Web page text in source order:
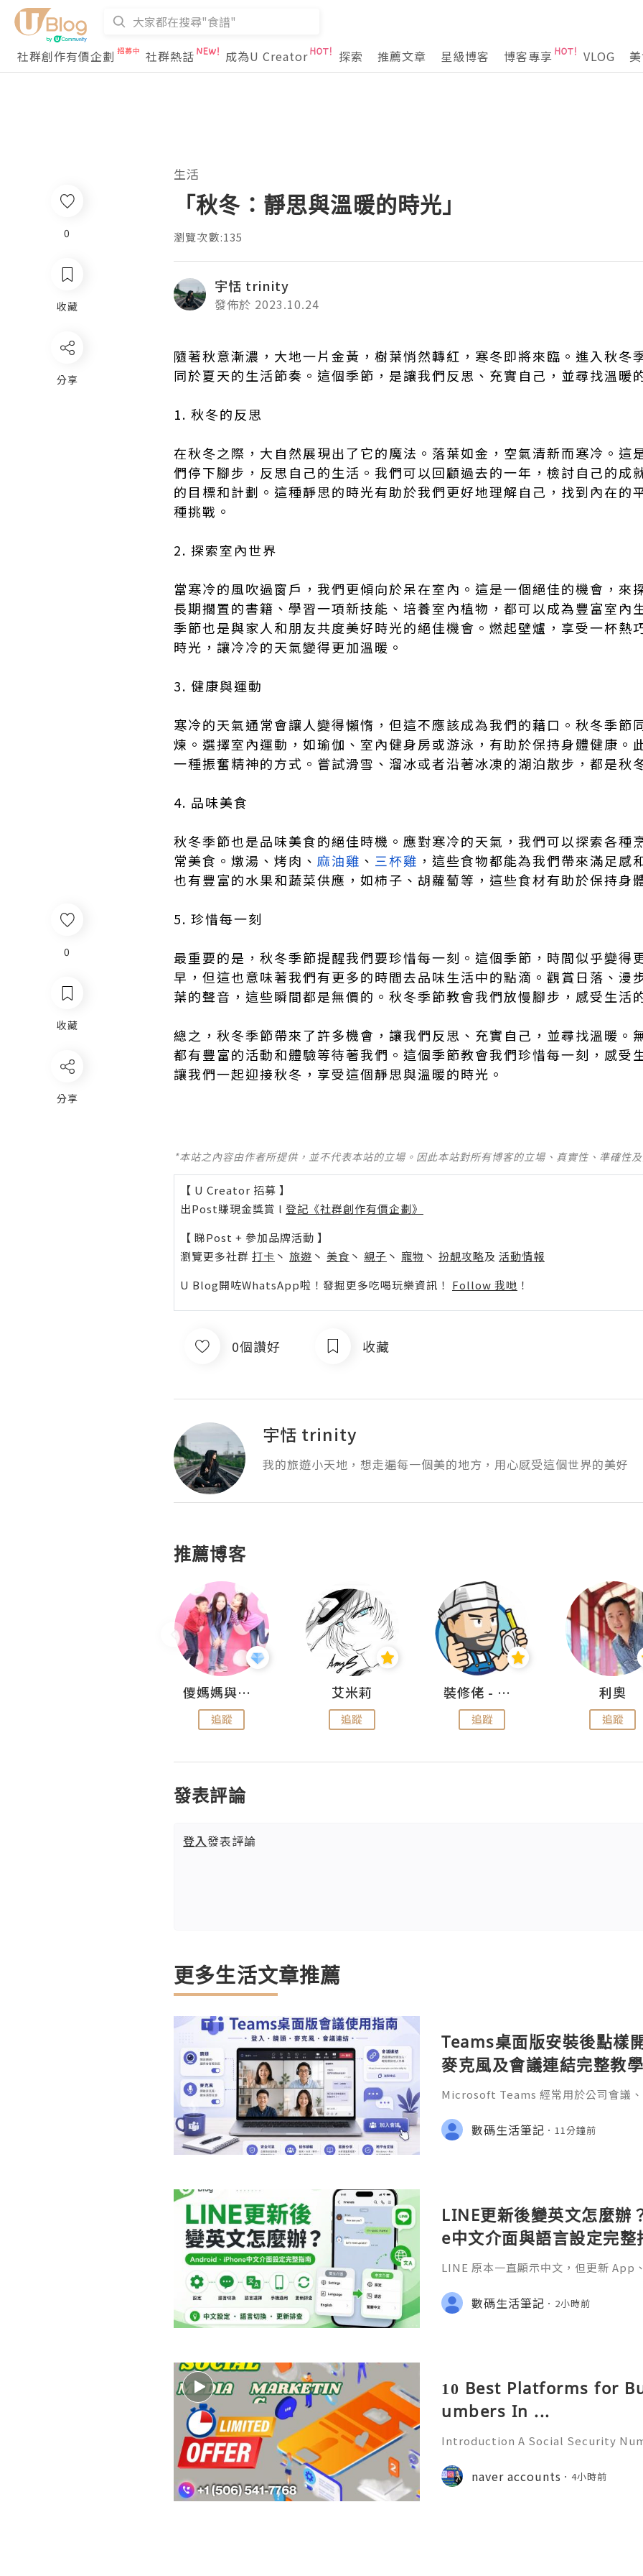
社群創作有價企劃 社群熱話 成為U Creator 探索 推薦文章 星級博客 博客專享 VLOG
0
收藏
分享
生活
「秋冬：靜思與溫暖的時光」
瀏覽次數:135
宇恬 trinity
發佈於 2023.10.24
隨著秋意漸濃，大地一片金黃，樹葉悄然轉紅，寒冬即將來臨。進入秋冬
同於夏天的生活節奏。這個季節，是讓我們反思、充實自己，並尋找溫暖
1. 秋冬的反思
在秋冬之際，大自然展現出了它的魔法。落葉如金，空氣清新而寒冷。這
們停下腳步，反思自己的生活。我們可以回顧過去的一年，檢討自己的成
的目標和計劃。這種靜思的時光有助於我們更好地理解自己，找到內在的
種挑戰。
2. 探索室內世界
當寒冷的風吹過窗戶，我們更傾向於呆在室內。這是一個絕佳的機會，來
長期擱置的書籍、學習一項新技能、培養室內植物，都可以成為豐富室內
季節也是與家人和朋友共度美好時光的絕佳機會。燃起壁爐，享受一杯熱
時光，讓冷冷的天氣變得更加溫暖。
3. 健康與運動
寒冷的天氣通常會讓人變得懶惰，但這不應該成為我們的藉口。秋冬季節
煉。選擇室內運動，如瑜伽、室內健身房或游泳，有助於保持身體健康。
一種振奮精神的方式。嘗試滑雪、溜冰或者沿著冰凍的湖泊散步，都是秋
4. 品味美食
秋冬季節也是品味美食的絕佳時機。應對寒冷的天氣，我們可以探索各種
常美食。燉湯、烤肉、 麻油雞 、 三杯雞 ，這些食物都能為我們帶來滿足感
也有豐富的水果和蔬菜供應，如柿子、胡蘿蔔等，這些食材有助於保持身
5. 珍惜每一刻
最重要的是，秋冬季節提醒我們要珍惜每一刻。這個季節，時間似乎變得
早，但這也意味著我們有更多的時間去品味生活中的點滴。觀賞日落、漫
葉的聲音，這些瞬間都是無價的。秋冬季節教會我們放慢腳步，感受生活
總之，秋冬季節帶來了許多機會，讓我們反思、充實自己，並尋找溫暖。
都有豐富的活動和體驗等待著我們。這個季節教會我們珍惜每一刻，感受
讓我們一起迎接秋冬，享受這個靜思與溫暖的時光。
*本站之內容由作者所提供，並不代表本站的立場。因此本站對所有博客的立場、真實性、準確性
【 U Creator 招募 】
出Post賺現金獎賞 l 登記《社群創作有價企劃》
【 睇Post + 參加品牌活動 】
瀏覽更多社群 打卡 丶 旅遊 丶 美食 丶 親子 丶 寵物 丶 扮靚攻略及 活動情報
U Blog開咗WhatsApp啦！發掘更多吃喝玩樂資訊！ Follow 我哋 ！
0個讚好 收藏
宇恬 trinity
我的旅遊小天地，想走遍每一個美的地方，用心感受這個世界的美好
推薦博客
儍媽媽與兩隻小魔怪之家
追蹤
艾米莉
追蹤
裝修佬 - 香港一站式網上裝修平台
追蹤
利奧
追蹤
發表評論
登入發表評論
更多生活文章推薦
Teams桌面版安裝後點樣
麥克風及會議連結完整教
Microsoft Teams 經常用於公司會議
是安裝，而是「應該用哪個帳號登入？
裏？」「為甚麼鏡頭和麥克風沒有聲音
數碼生活筆記 11分鐘前
LINE更新後變英文怎麼
e中文介面與語言設定完整
LINE 原本一直顯示中文，但更新 App
並不少見。數碼生活筆記 2小時前
10 Best Platforms for
umbers In ...
Introduction A Social Security
official identification,
overnment-related pur
naver accounts 4小時前
0
收藏
分享